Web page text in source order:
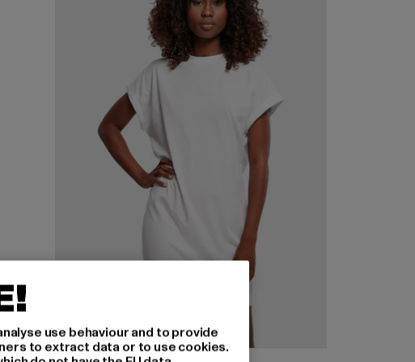
use behaviour and to provide
to extract data or to use cookies.